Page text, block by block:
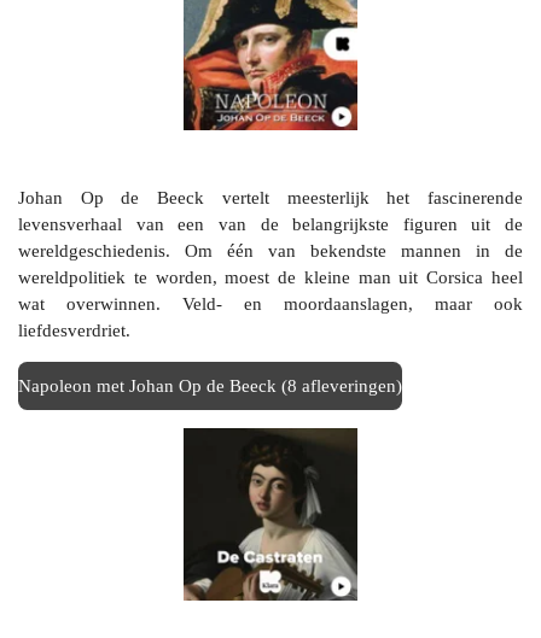
Johan Op de Beeck vertelt meesterlijk het fascinerende
levensverhaal van een van de belangrijkste figuren uit de
wereldgeschiedenis. Om één van bekendste mannen in de
wereldpolitiek te worden, moest de kleine man uit Corsica heel
wat overwinnen. Veld- en moordaanslagen, maar ook
liefdesverdriet.
Napoleon met Johan Op de Beeck (8 afleveringen)